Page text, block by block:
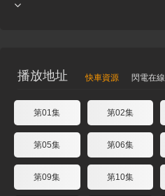
播放地址 快車資源 閃電在線
第01集 第02集
第05集 第06集
第09集 第10集